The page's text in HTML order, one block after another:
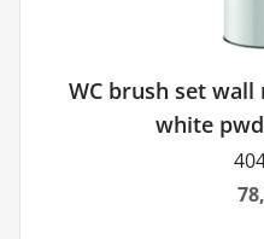
WC brush set
white